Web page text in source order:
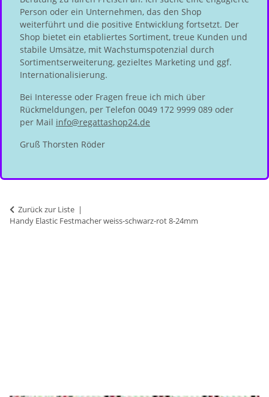
Person oder ein Unternehmen, das den Shop
weiterführt und die positive Entwicklung fortsetzt. Der
Shop bietet ein etabliertes Sortiment, treue Kunden und
stabile Umsätze, mit Wachstumspotenzial durch
Sortimentserweiterung, gezieltes Marketing und ggf.
Internationalisierung.
Bei Interesse oder Fragen freue ich mich über
Rückmeldungen, per Telefon 0049 172 9999 089 oder
per Mail info@regattashop24.de
Gruß Thorsten Röder
Zurück zur Liste
Handy Elastic Festmacher weiss-schwarz-rot 8-24mm